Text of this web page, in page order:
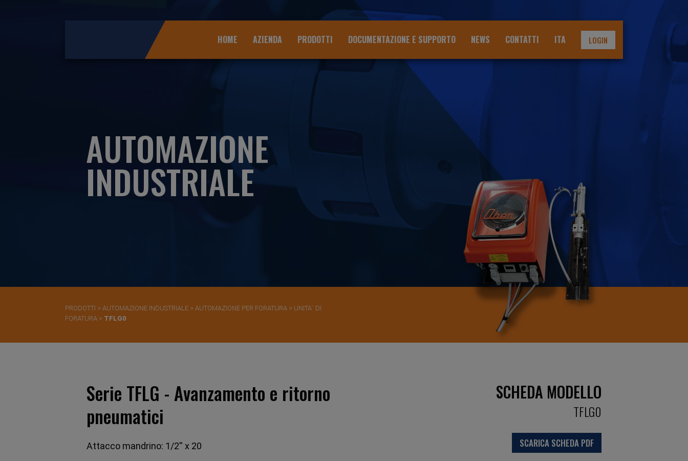
HOME AZIENDA PRODOTTI DOCUMENTAZIONE E SUPPORTO NEWS CONTATTI ITA LOGIN
AUTOMAZIONE
INDUSTRIALE
PRODOTTI > AUTOMAZIONE INDUSTRIALE > AUTOMAZIONE PER FORATURA > UNITA´ DI
FORATURA > TFLG0
Serie TFLG - Avanzamento e ritorno
pneumatici
Attacco mandrino: 1/2'' x 20
SCHEDA MODELLO
TFLG0
SCARICA SCHEDA PDF